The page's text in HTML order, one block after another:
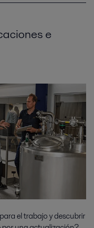
e
el trabajo y descubrir